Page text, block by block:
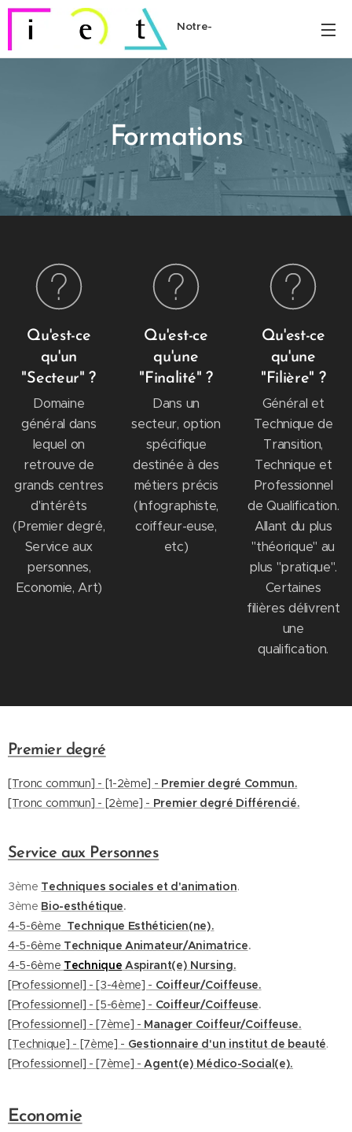
Notre-
Formations
Qu'est-ce
qu'un
"Secteur" ?
Domaine
général dans
lequel on
retrouve de
grands centres
d'intérêts
(Premier degré,
Service aux
personnes,
Economie, Art)
Qu'est-ce
qu'une
"Finalité" ?
Dans un
secteur, option
spécifique
destinée à des
métiers précis
(Infographiste,
coiffeur-euse,
etc)
Qu'est-ce
qu'une
"Filière" ?
Général et
Technique de
Transition,
Technique et
Professionnel
de Qualification.
Allant du plus
"théorique" au
plus "pratique".
Certaines
filières délivrent
une
qualification.
Premier degré
[Tronc commun] - [1-2ème] - Premier degré Commun.
[Tronc commun] - [2ème] - Premier degré Différencié.
Service aux Personnes
3ème Techniques sociales et d'animation.
3ème Bio-esthétique.
4-5-6ème Technique Esthéticien(ne).
4-5-6ème Technique Animateur/Animatrice.
4-5-6ème Technique Aspirant(e) Nursing.
[Professionnel] - [3-4ème] - Coiffeur/Coiffeuse.
[Professionnel] - [5-6ème] - Coiffeur/Coiffeuse.
[Professionnel] - [7ème] - Manager Coiffeur/Coiffeuse.
[Technique] - [7ème] - Gestionnaire d'un institut de beauté.
[Professionnel] - [7ème] - Agent(e) Médico-Social(e).
Economie